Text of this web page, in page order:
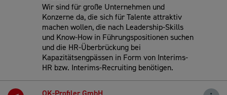
Wir sind für große Unternehmen und
Konzerne da, die sich für Talente attraktiv
machen wollen, die nach Leadership-Skills
und Know-How in Führungspositionen suchen
und die HR-Überbrückung bei
Kapazitätsengpässen in Form von Interims-
HR bzw. Interims-Recruiting benötigen.